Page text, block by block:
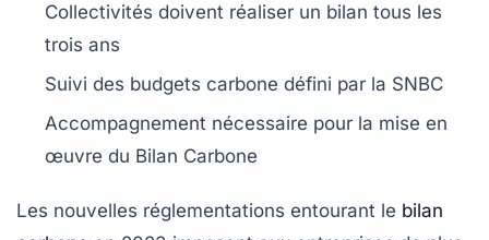
Collectivités doivent réaliser un bilan tous les
trois ans
Suivi des budgets carbone défini par la SNBC
Accompagnement nécessaire pour la mise en
œuvre du Bilan Carbone
Les nouvelles réglementations entourant le bilan